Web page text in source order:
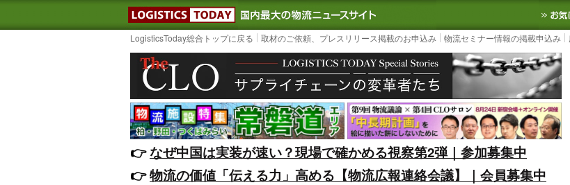
LOGISTICS TODAY｜国内最大の物流ニュースサイト3PL, SCMなど国内外の
LogisticsToday総合トップに戻る 取材のご依頼、プレスリリース掲載のお申込み 物流セミナー情報の掲載申込み
👉️なぜ中国は実装が速い？現場で確かめる視察第2弾｜参加募集中
👉️物流の価値「伝える力」高める【物流広報連絡会議】｜会員募集中